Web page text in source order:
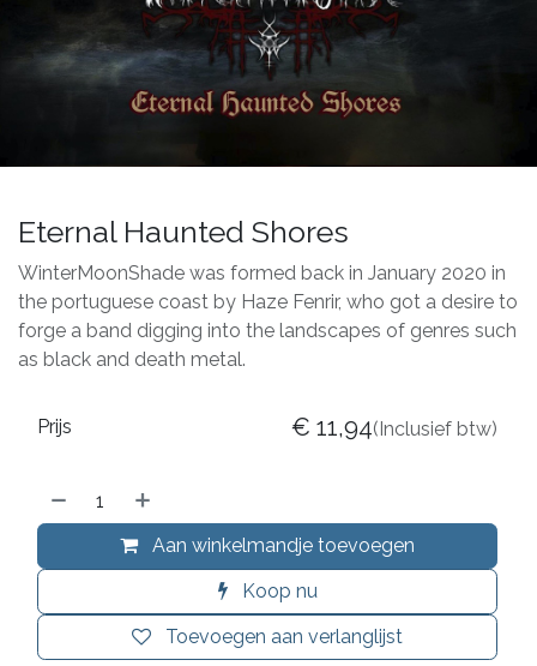
Eternal Haunted Shores
WinterMoonShade was formed back in January 2020 in
the portuguese coast by Haze Fenrir, who got a desire to
forge a band digging into the landscapes of genres such
as black and death metal.
Aan winkelmandje toevoegen
Koop nu
Toevoegen aan verlanglijst
Prijs € 11,94(Inclusief btw)